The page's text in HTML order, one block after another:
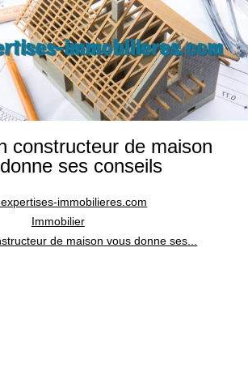
constructeur de maison
ses conseils
immobilieres.com
Immobilier
de maison vous donne ses...